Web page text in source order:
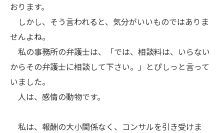
おります。
しかし、そう言われると、気分がいいものではありま
せんよね。
私の事務所の弁護士は、「では、相談料は、いらない
からその弁護士に相談して下さい。」とぴしっと言って
いました。
人は、感情の動物です。
私は、報酬の大小関係なく、コンサルを引き受けま